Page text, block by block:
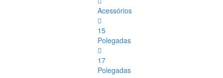
Acessórios
15
Polegadas
17
Polegadas